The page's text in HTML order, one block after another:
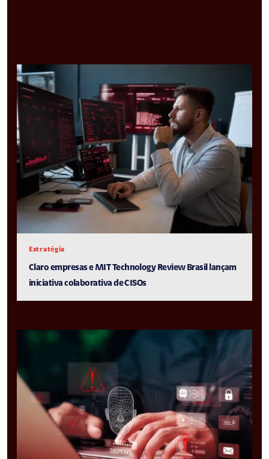
Estratégia
Claro empresas e MIT Technology Review Brasil lançam
iniciativa colaborativa de CISOs